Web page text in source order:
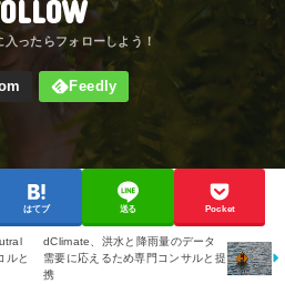
はてブ 送る Pocket
ルと
dClimate、洪水と降雨量のデータ
需要に応えるため専門コンサルと提
携